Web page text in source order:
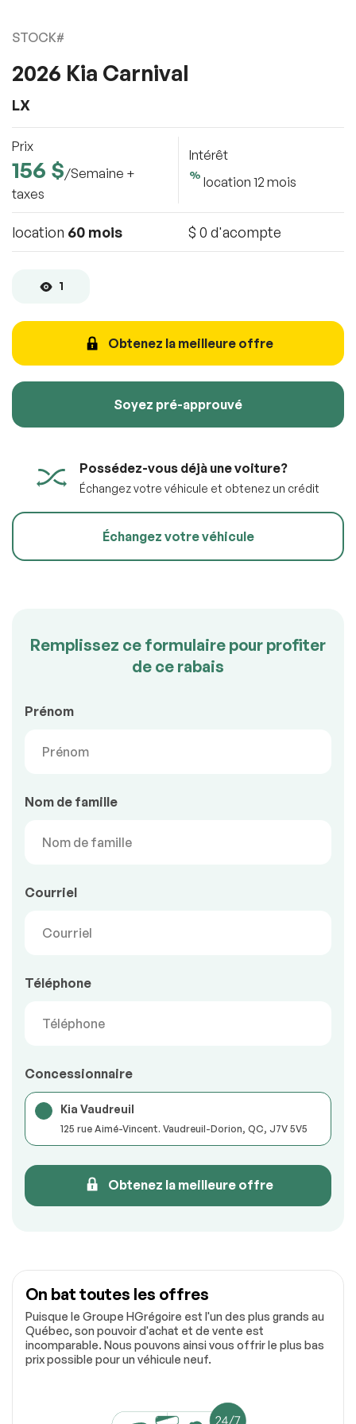
STOCK#
2026 Kia Carnival
LX
Prix
156 $/Semaine +
taxes
Intérêt
% location 12 mois
location 60 mois $ 0 d'acompte
1
Possédez-vous déjà une voiture?
Échangez votre véhicule et obtenez un crédit
Obtenez la meilleure offre
Soyez pré-approuvé
Échangez votre véhicule
Remplissez ce formulaire pour profiter
de ce rabais
Prénom
Nom de famille
Courriel
Téléphone
Concessionnaire
Kia Vaudreuil
125 rue Aimé-Vincent. Vaudreuil-Dorion, QC, J7V 5V5
Obtenez la meilleure offre
On bat toutes les offres
Puisque le Groupe HGrégoire est l'un des plus grands au
Québec, son pouvoir d'achat et de vente est
incomparable. Nous pouvons ainsi vous offrir le plus bas
prix possible pour un véhicule neuf.
Dorion, QC, J7V 5V5
100% SÉCURITAIRE
Soumettre l'information
Soumettre l'information
Décrivez comment reproduire le problème
URL de capture d`écran
Partagez un lien vers une capture d`écran ou une vidéo
votre fichier sur des services comme Google Drive,
Dropbox, Imgur ou OneDrive et coller le lien ici.
Soumettre